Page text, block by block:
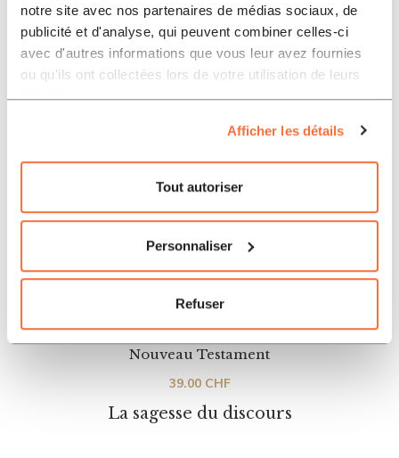
notre site avec nos partenaires de médias sociaux, de
publicité et d'analyse, qui peuvent combiner celles-ci
avec d'autres informations que vous leur avez fournies
ou qu'ils ont collectées lors de votre utilisation de leurs
services.
Afficher les détails
Tout autoriser
Personnaliser
Refuser
La sagesse du discours
Nouveau Testament
39.00 CHF